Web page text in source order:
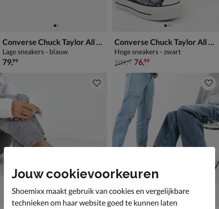
Converse Chuck Taylor All Star
Lage sneakers - blauw
€ 79,99
79,99
Converse Chuck Taylor All Stars Lift
Hoge sneakers - zwart
van € 109,99 voor € 76,99
109,99 76,99
Jouw cookievoorkeuren
Shoemixx maakt gebruik van cookies en vergelijkbare
technieken om haar website goed te kunnen laten